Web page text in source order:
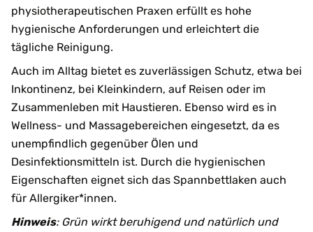
physiotherapeutischen Praxen erfüllt es hohe
hygienische Anforderungen und erleichtert die
tägliche Reinigung.
Auch im Alltag bietet es zuverlässigen Schutz, etwa bei
Inkontinenz, bei Kleinkindern, auf Reisen oder im
Zusammenleben mit Haustieren. Ebenso wird es in
Wellness- und Massagebereichen eingesetzt, da es
unempfindlich gegenüber Ölen und
Desinfektionsmitteln ist. Durch die hygienischen
Eigenschaften eignet sich das Spannbettlaken auch
für Allergiker*innen.
Hinweis: Grün wirkt beruhigend und natürlich und